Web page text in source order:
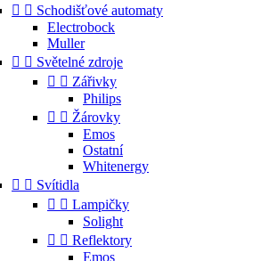
  Schodišťové automaty
Electrobock
Muller
  Světelné zdroje
  Zářivky
Philips
  Žárovky
Emos
Ostatní
Whitenergy
  Svítidla
  Lampičky
Solight
  Reflektory
Emos